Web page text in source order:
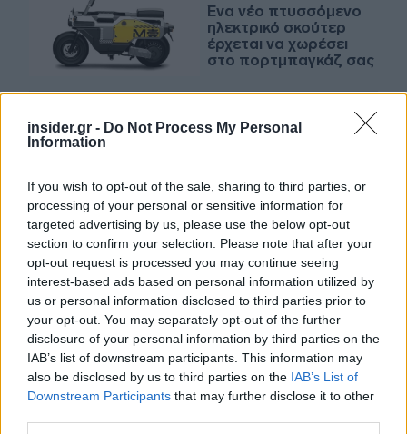
insider.gr - Do Not Process My Personal
Information
If you wish to opt-out of the sale, sharing to third parties, or
processing of your personal or sensitive information for
targeted advertising by us, please use the below opt-out
section to confirm your selection. Please note that after your
opt-out request is processed you may continue seeing
interest-based ads based on personal information utilized by
us or personal information disclosed to third parties prior to
your opt-out. You may separately opt-out of the further
disclosure of your personal information by third parties on the
IAB’s list of downstream participants. This information may
also be disclosed by us to third parties on the IAB’s List of
Downstream Participants that may further disclose it to other
Ένα νέο πτυσσόμενο
ηλεκτρικό σκούτερ
έρχεται να χωρέσει
στο πορτμπαγκάζ σας
08-03-2023 15:59
μοτοσικλέτα βαμμένη
με ουίσκι
03-03-2023 07:41
Το νέο ηλεκτρικό
σκούτερ της BMW
έρχεται με δώρο
σανίδα του σερφ
10-02-2023 17:51
Από τα supercars στις
μοτοσικλέτες - 28